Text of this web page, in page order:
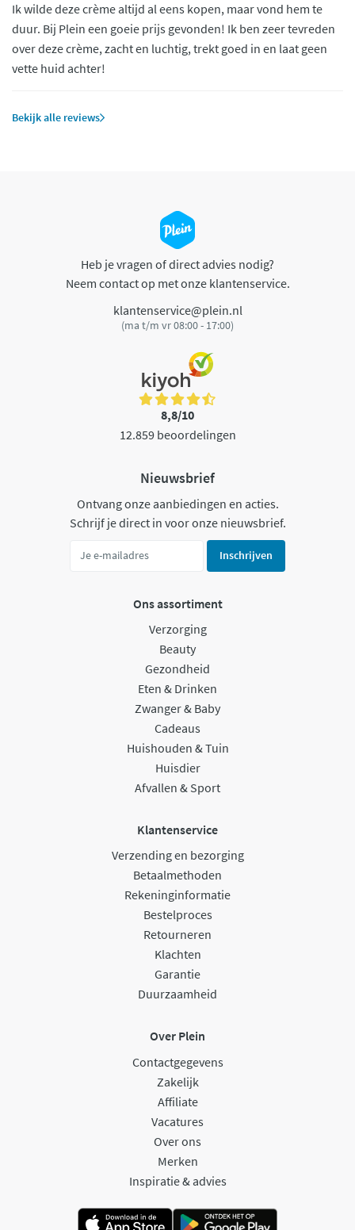
Ik wilde deze crème altijd al eens kopen, maar vond hem te
duur. Bij Plein een goeie prijs gevonden! Ik ben zeer tevreden
over deze crème, zacht en luchtig, trekt goed in en laat geen
vette huid achter!
Bekijk alle reviews
Heb je vragen of direct advies nodig?
Neem contact op met onze klantenservice.
klantenservice@plein.nl
(ma t/m vr 08:00 - 17:00)
8,8/10
12.859 beoordelingen
Nieuwsbrief
Ontvang onze aanbiedingen en acties.
Schrijf je direct in voor onze nieuwsbrief.
Inschrijven
Ons assortiment
Verzorging
Beauty
Gezondheid
Eten & Drinken
Zwanger & Baby
Cadeaus
Huishouden & Tuin
Huisdier
Afvallen & Sport
Klantenservice
Verzending en bezorging
Betaalmethoden
Rekeninginformatie
Bestelproces
Retourneren
Klachten
Garantie
Duurzaamheid
Over Plein
Contactgegevens
Zakelijk
Affiliate
Vacatures
Over ons
Merken
Inspiratie & advies